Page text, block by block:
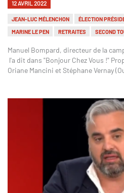
12 AVRIL 2022
JEAN-LUC MÉLENCHON ÉLECTION
MARINE LE PEN
RETRAITES SECOND
Manuel Bompard, directeur de la
l'a dit dans "Bonjour Chez Vous !"
Oriane Mancini et Stéphane Vernay